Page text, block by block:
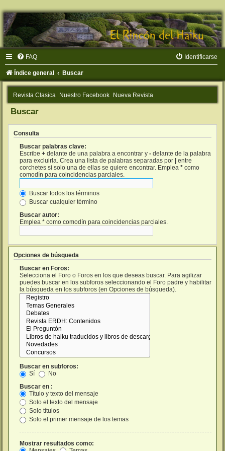
FAQ Identificarse
Índice general Buscar
Revista Clasica Nuestro Facebook Nueva Revista
Buscar
Consulta
Buscar palabras clave:
Escribe + delante de una palabra a encontrar y - delante de la palabra
para excluirla. Crea una lista de palabras separadas por
entre
corchetes si solo una de ellas se quiere encontrar. Emplea * como
comodín para coincidencias parciales.
Buscar todos los términos
Buscar cualquier término
Buscar autor:
Emplea * como comodín para coincidencias parciales.
Opciones de búsqueda
Buscar en Foros:
Selecciona el Foro o Foros en los que deseas buscar. Para agilizar
puedes buscar en los subforos seleccionando el Foro padre y habilitar
la búsqueda en los subforos (en Opciones de búsqueda).
Buscar en subforos:
Sí
No
Buscar en :
Título y texto del mensaje
Solo el texto del mensaje
Solo títulos
Solo el primer mensaje de los temas
Mostrar resultados como: